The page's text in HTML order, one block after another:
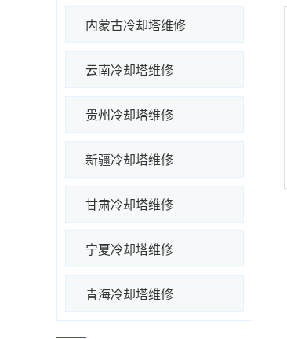
内蒙古冷却塔维修
云南冷却塔维修
贵州冷却塔维修
新疆冷却塔维修
甘肃冷却塔维修
宁夏冷却塔维修
青海冷却塔维修